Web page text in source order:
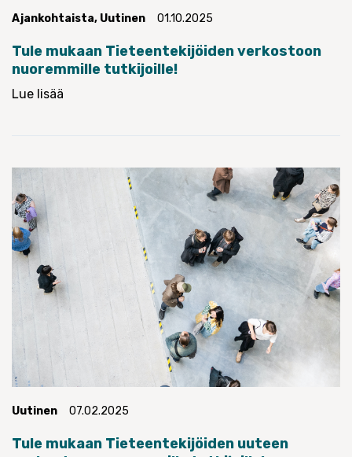
Ajankohtaista, Uutinen 01.10.2025
Tule mukaan Tieteentekijöiden verkostoon
nuoremmille tutkijoille!
Lue lisää
Uutinen 07.02.2025
Tule mukaan Tieteentekijöiden uuteen